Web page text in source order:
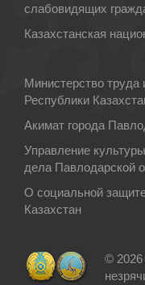
слабовидящих
Казахстанская
Министерство
Республики
Акимат города
Управление
дела Павлодарской
О социальной
Казахстан
© 2026